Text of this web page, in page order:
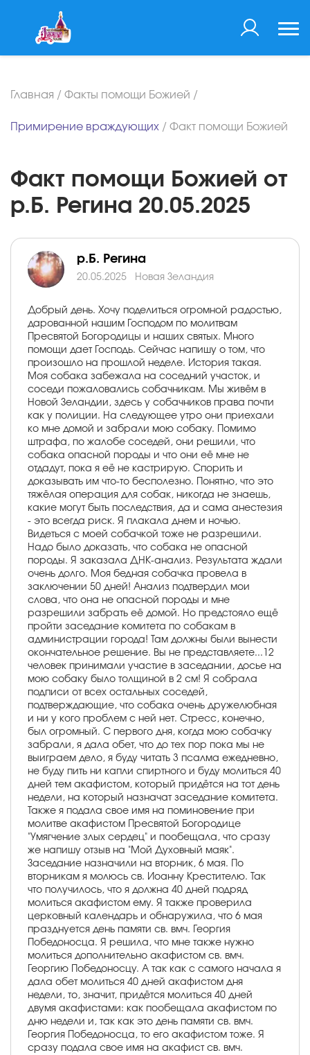
Главная / Факты помощи Божией /
Примирение враждующих / Факт помощи Божией
Факт помощи Божией от
р.Б. Регина 20.05.2025
р.Б. Регина
20.05.2025 Новая Зеландия
Добрый день. Хочу поделиться огромной радостью,
дарованной нашим Господом по молитвам
Пресвятой Богородицы и наших святых. Много
помощи дает Господь. Сейчас напишу о том, что
произошло на прошлой неделе. История такая.
Моя собака забежала на соседний участок, и
соседи пожаловались собачникам. Мы живём в
Новой Зеландии, здесь у собачников права почти
как у полиции. На следующее утро они приехали
ко мне домой и забрали мою собаку. Помимо
штрафа, по жалобе соседей, они решили, что
собака опасной породы и что они её мне не
отдадут, пока я её не кастрирую. Спорить и
доказывать им что-то бесполезно. Понятно, что это
тяжёлая операция для собак, никогда не знаешь,
какие могут быть последствия, да и сама анестезия
- это всегда риск. Я плакала днем и ночью.
Видеться с моей собачкой тоже не разрешили.
Надо было доказать, что собака не опасной
породы. Я заказала ДНК-анализ. Результата ждали
очень долго. Моя бедная собачка провела в
заключении 50 дней! Анализ подтвердил мои
слова, что она не опасной породы и мне
разрешили забрать её домой. Но предстояло ещё
пройти заседание комитета по собакам в
администрации города! Там должны были вынести
окончательное решение. Вы не представляете...12
человек принимали участие в заседании, досье на
мою собаку было толщиной в 2 см! Я собрала
подписи от всех остальных соседей,
подтверждающие, что собака очень дружелюбная
и ни у кого проблем с ней нет. Стресс, конечно,
был огромный. С первого дня, когда мою собачку
забрали, я дала обет, что до тех пор пока мы не
выиграем дело, я буду читать 3 псалма ежедневно,
не буду пить ни капли спиртного и буду молиться 40
дней тем акафистом, который придётся на тот день
недели, на который назначат заседание комитета.
Также я подала свое имя на поминовение при
молитве акафистом Пресвятой Богородице
"Умягчение злых сердец" и пообещала, что сразу
же напишу отзыв на "Мой Духовный маяк".
Заседание назначили на вторник, 6 мая. По
вторникам я молюсь св. Иоанну Крестителю. Так
что получилось, что я должна 40 дней подряд
молиться акафистом ему. Я также проверила
церковный календарь и обнаружила, что 6 мая
празднуется день памяти св. вмч. Георгия
Победоносца. Я решила, что мне также нужно
молиться дополнительно акафистом св. вмч.
Георгию Победоносцу. А так как с самого начала я
дала обет молиться 40 дней акафистом дня
недели, то, значит, придётся молиться 40 дней
двумя акафистами: как пообещала акафистом по
дню недели и, так как это день памяти св. вмч.
Георгия Победоносца, то его акафистом тоже. Я
сразу подала свое имя на акафист св. вмч.